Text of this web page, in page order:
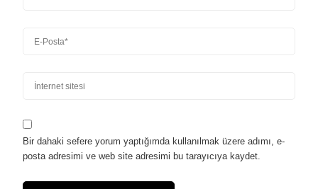
Bir dahaki sefere yorum yaptığımda kullanılmak üzere adımı, e-
posta adresimi ve web site adresimi bu tarayıcıya kaydet.